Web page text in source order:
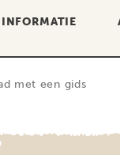
met een gids